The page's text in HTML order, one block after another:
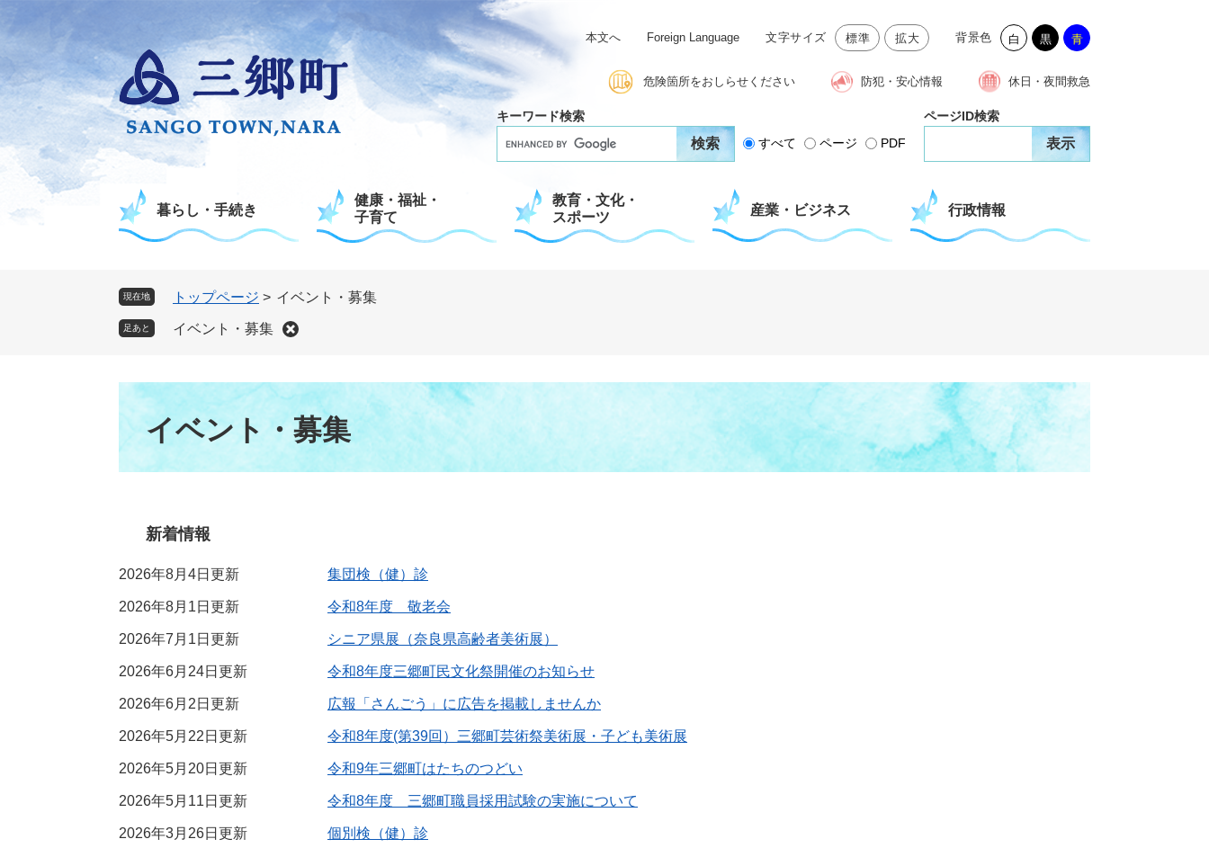
ー
の
先
で
ニ
ー
を
ば
本文へ Foreign Language 文字サイズ 標準 拡大 背景色 白 黒 青
危険箇所をおしらせください 防犯・安心情報 休日・夜間救急
キーワード検索
すべて ページ PDF
ページID検索
暮らし・手続き
健康・福祉・
子育て
教育・文化・
スポーツ
産業・ビジネス 行政情報
現在地 トップページ > イベント・募集
足あと イベント・募集
イベント・募集
新着情報
2026年8月4日更新 集団検（健）診
2026年8月1日更新 令和8年度 敬老会
2026年7月1日更新 シニア県展（奈良県高齢者美術展）
2026年6月24日更新 令和8年度三郷町民文化祭開催のお知らせ
2026年6月2日更新 広報「さんごう」に広告を掲載しませんか
2026年5月22日更新 令和8年度(第39回）三郷町芸術祭美術展・子ども美術展
2026年5月20日更新 令和9年三郷町はたちのつどい
2026年5月11日更新 令和8年度 三郷町職員採用試験の実施について
2026年3月26日更新 個別検（健）診